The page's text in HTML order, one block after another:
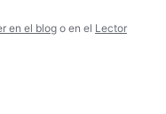
en el blogo en el Lector